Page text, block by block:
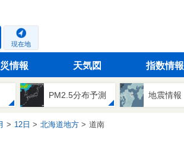
現在地
情報 天気図 指数情報
PM2.5分布予測 地震情報
12日 北海道地方 道南